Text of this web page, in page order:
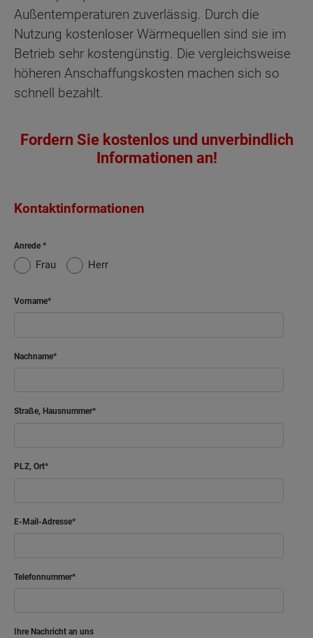
Außentemperaturen zuverlässig. Durch die
Nutzung kostenloser Wärmequellen sind sie im
Betrieb sehr kostengünstig. Die vergleichsweise
höheren Anschaffungskosten machen sich so
schnell bezahlt.
Fordern Sie kostenlos und unverbindlich
Informationen an!
Kontaktinformationen
Anrede
Frau Herr
Vorname
Nachname
Straße, Hausnummer
PLZ, Ort
E-Mail-Adresse
Telefonnummer
Ihre Nachricht an uns